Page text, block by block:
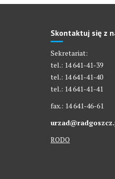
Skontaktuj się z
Sekretariat:
tel.: 14 641-41-39
tel.: 14 641-41-40
tel.: 14 641-41-41
fax.: 14 641-46-61
RODO